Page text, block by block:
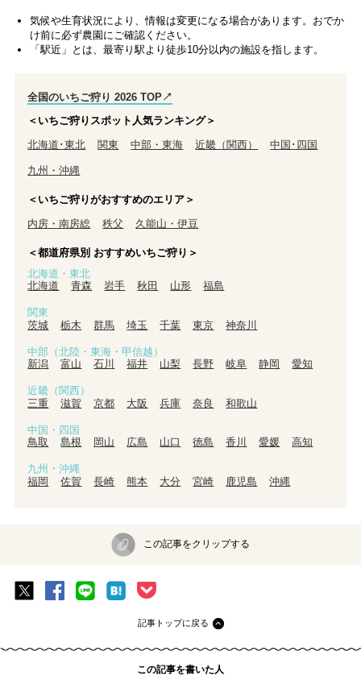
気候や生育状況により、情報は変更になる場合があります。おでか
け前に必ず農園にご確認ください。
「駅近」とは、最寄り駅より徒歩10分以内の施設を指します。
全国のいちご狩り 2026 TOP↗
＜いちご狩りスポット人気ランキング＞
北海道･東北
関東 中部・東海 近畿（関西） 中国･四国
九州・沖縄
＜いちご狩りがおすすめのエリア＞
内房・南房総
秩父 久能山・伊豆
＜都道府県別 おすすめいちご狩り＞
北海道・東北
北海道
青森 岩手 秋田 山形 福島
関東
茨城
栃木 群馬 埼玉 千葉 東京 神奈川
中部（北陸・東海・甲信越）
新潟
富山 石川 福井 山梨 長野 岐阜 静岡 愛知
近畿（関西）
三重
滋賀 京都 大阪 兵庫 奈良 和歌山
中国・四国
鳥取
島根 岡山 広島 山口 徳島 香川 愛媛 高知
九州・沖縄
福岡
佐賀 長崎 熊本 大分 宮崎 鹿児島 沖縄
この記事をクリップする
記事トップに戻る
この記事を書いた人